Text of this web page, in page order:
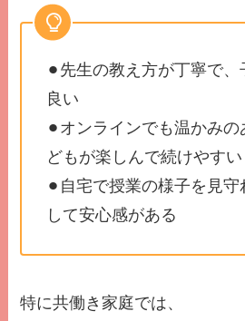
⚫︎先生の教え方が丁寧で
良い
⚫︎オンラインでも温かみ
どもが楽しんで続けやすい
⚫︎自宅で授業の様子を見守
して安心感がある
特に共働き家庭では、